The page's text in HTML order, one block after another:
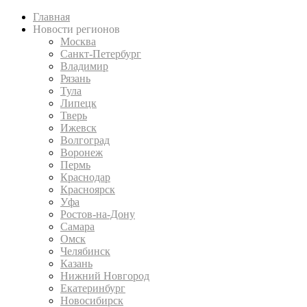
Главная
Новости регионов
Москва
Санкт-Петербург
Владимир
Рязань
Тула
Липецк
Тверь
Ижевск
Волгоград
Воронеж
Пермь
Краснодар
Красноярск
Уфа
Ростов-на-Дону
Самара
Омск
Челябинск
Казань
Нижний Новгород
Екатеринбург
Новосибирск